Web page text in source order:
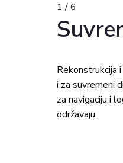
1 / 6
Rekonstrukcija
i za suvremeni
za navigaciju i
održavaju.